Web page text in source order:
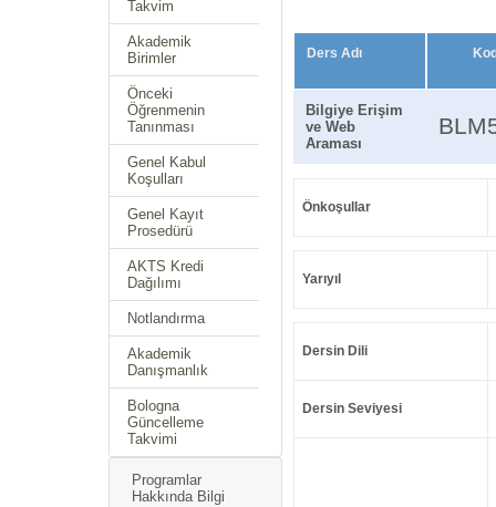
Takvim
Akademik
Birimler
Önceki
Öğrenmenin
Tanınması
Genel Kabul
Koşulları
Genel Kayıt
Prosedürü
AKTS Kredi
Dağılımı
Notlandırma
Akademik
Danışmanlık
Bologna
Güncelleme
Takvimi
Programlar
Hakkında Bilgi
Ders Adı
Bilgiye Erişim
ve Web
Araması
Önkoşullar
Yarıyıl
Dersin Dili
Dersin Seviyesi